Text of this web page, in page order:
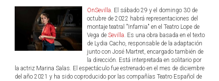
OnSevilla. El sábado 29 y el domingo 30 de
octubre de 2022 habrá representaciones del
montaje teatral "Infamia" en el Teatro Lope de
Vega de Sevilla. Es una obra basada en el texto
de Lydia Cacho, responsable de la adaptación
junto con José Martret, encargado también de
la dirección. Está interpretada en solitario por
la actriz Marina Salas. El espectáculo fue estrenado en el mes de diciembre
del año 2021 y ha sido coproducido por las compañías Teatro Español de